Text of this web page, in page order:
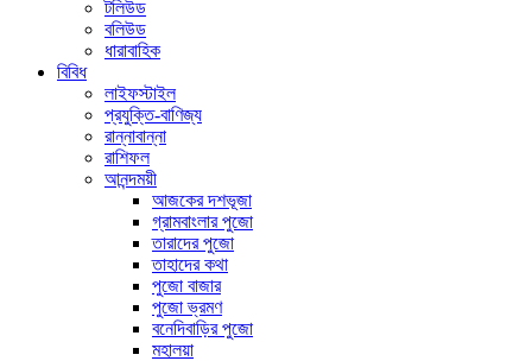
টলিউড
বলিউড
ধারাবাহিক
বিবিধ
লাইফস্টাইল
প্রযুক্তি-বাণিজ্য
রান্নাবান্না
রাশিফল
আনন্দময়ী
আজকের দশভূজা
গ্রামবাংলার পুজো
তারাদের পুজো
তাহাদের কথা
পুজো বাজার
পুজো ভ্রমণ
বনেদিবাড়ির পুজো
মহালয়া